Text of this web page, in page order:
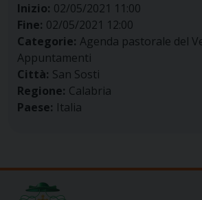
Inizio: 02/05/2021 11:00
Fine: 02/05/2021 12:00
Categorie: Agenda pastorale del
Appuntamenti
Città: San Sosti
Regione: Calabria
Paese: Italia